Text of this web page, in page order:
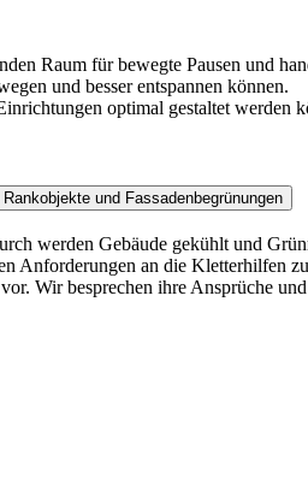
Raum für bewegte Pausen und
und besser entspannen können.
optimal gestaltet werden
und Fassadenbegrünungen
werden Gebäude gekühlt und
Anforderungen an die Kletterhilfen
Wir besprechen ihre Ansprüche